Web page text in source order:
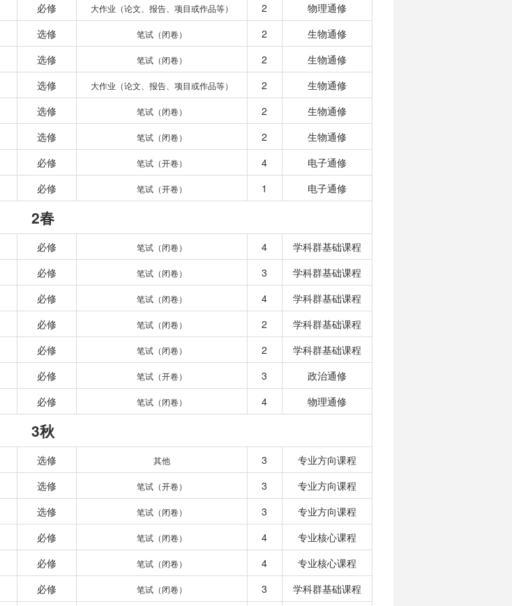
必修 大作业（论文、报告、项目或作品等） 2
物理通修
选修 笔试（闭卷） 2
生物通修
选修 笔试（闭卷） 2
生物通修
选修 大作业（论文、报告、项目或作品等） 2
生物通修
选修 笔试（闭卷） 2
生物通修
选修 笔试（闭卷） 2
生物通修
必修 笔试（开卷） 4
电子通修
必修 笔试（开卷） 1 电子通修
2春
必修 笔试（闭卷） 4
学科群基础课程
必修 笔试（闭卷） 3
学科群基础课程
必修 笔试（闭卷） 4
学科群基础课程
必修 笔试（闭卷） 2
学科群基础课程
必修 笔试（闭卷） 2
学科群基础课程
必修 笔试（开卷） 3
政治通修
必修 笔试（闭卷） 4 物理通修
3秋
选修 其他 3
专业方向课程
选修 笔试（开卷） 3
专业方向课程
选修 笔试（闭卷） 3
专业方向课程
必修 笔试（闭卷） 4
专业核心课程
必修 笔试（闭卷） 4
专业核心课程
必修 笔试（闭卷） 3
学科群基础课程